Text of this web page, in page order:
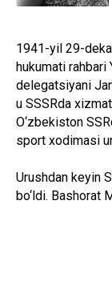
1941-yil 29-
hukumati rahbari
delegatsiyani
u SSSRda
O‘zbekiston
sport xodimasi
Urushdan keyin
bo‘ldi. Bashorat